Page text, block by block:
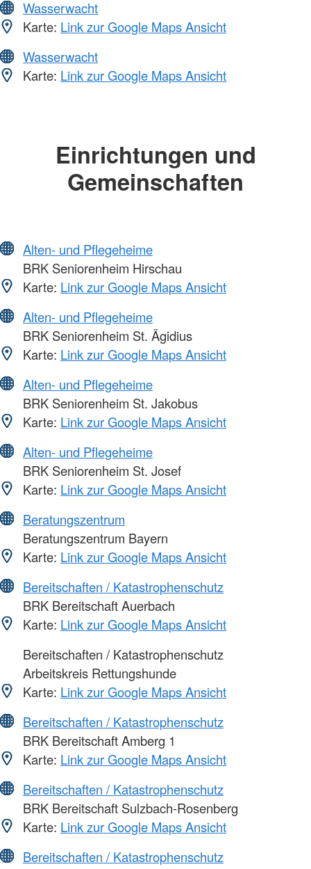
Wasserwacht
Karte: Link zur Google Maps Ansicht
Wasserwacht
Karte: Link zur Google Maps Ansicht
Einrichtungen und
Gemeinschaften
Alten- und Pflegeheime
BRK Seniorenheim Hirschau
Karte: Link zur Google Maps Ansicht
Alten- und Pflegeheime
BRK Seniorenheim St. Ägidius
Karte: Link zur Google Maps Ansicht
Alten- und Pflegeheime
BRK Seniorenheim St. Jakobus
Karte: Link zur Google Maps Ansicht
Alten- und Pflegeheime
BRK Seniorenheim St. Josef
Karte: Link zur Google Maps Ansicht
Beratungszentrum
Beratungszentrum Bayern
Karte: Link zur Google Maps Ansicht
Bereitschaften / Katastrophenschutz
BRK Bereitschaft Auerbach
Karte: Link zur Google Maps Ansicht
Bereitschaften / Katastrophenschutz
Arbeitskreis Rettungshunde
Karte: Link zur Google Maps Ansicht
Bereitschaften / Katastrophenschutz
BRK Bereitschaft Amberg 1
Karte: Link zur Google Maps Ansicht
Bereitschaften / Katastrophenschutz
BRK Bereitschaft Sulzbach-Rosenberg
Karte: Link zur Google Maps Ansicht
Bereitschaften / Katastrophenschutz